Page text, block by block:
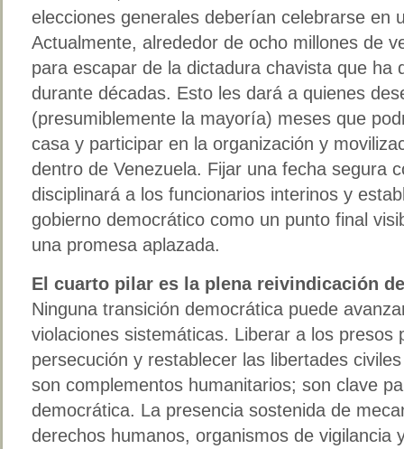
elecciones generales deberían celebrarse en
Actualmente, alrededor de ocho millones de
para escapar de la dictadura chavista que ha
durante décadas. Esto les dará a quienes
(presumiblemente la mayoría) meses que
casa y participar en la organización y
dentro de Venezuela. Fijar una fecha segura
disciplinará a los funcionarios interinos y
gobierno democrático como un punto final
una promesa aplazada.
El cuarto pilar es la plena reivindicación
Ninguna transición democrática puede
violaciones sistemáticas. Liberar a los presos
persecución y restablecer las libertades
son complementos humanitarios; son clave
democrática. La presencia sostenida de
derechos humanos, organismos de vigilancia